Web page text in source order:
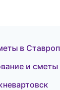
в
и сметы